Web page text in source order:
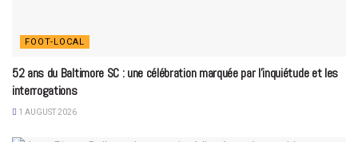
FOOT-LOCAL
52 ans du Baltimore SC : une célébration marquée par l’inquiétude et les
interrogations
1 AUGUST 2026